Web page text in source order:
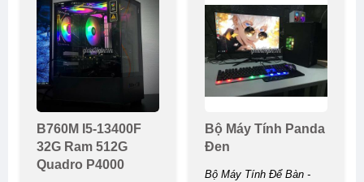
B760M I5-13400F
32G Ram 512G
Quadro P4000
Bộ Máy Tính Panda
Đen
Bộ Máy Tính Để Bàn -